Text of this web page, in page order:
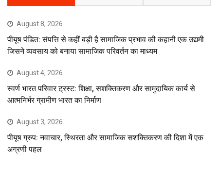
August 8, 2026
पीयूष पंडित: संपत्ति से कहीं बड़ी है सामाजिक प्रभाव की कहानी एक उद्यमी
जिसने व्यवसाय को बनाया सामाजिक परिवर्तन का माध्यम
August 4, 2026
स्वर्ण भारत परिवार ट्रस्ट: शिक्षा, सशक्तिकरण और सामुदायिक कार्य से
आत्मनिर्भर ग्रामीण भारत का निर्माण
August 3, 2026
पीयूष ग्रुप: नवाचार, स्थिरता और सामाजिक सशक्तिकरण की दिशा में एक
अग्रणी पहल